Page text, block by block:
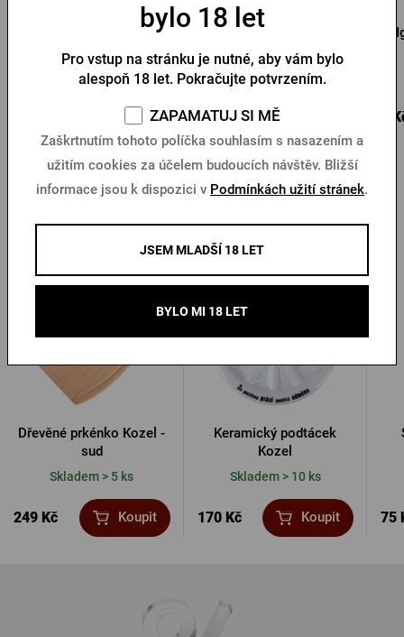
Otvírák s přívěskem
Pilsner Urquell pečeť
Skladem > 10 ks
Koupit
Přívěsek na klíček s
otvírákem Pilsner Urquell
Skladem > 10 ks
25 Kč 5
Další produkty od Kozla
Dřevěné prkénko Kozel -
sud
Skladem > 5 ks
249 Kč Koupit
Keramický podtácek
Kozel
Skladem > 10 ks
170 Kč Koupit 75
bylo 18 let
Pro vstup na stránku je nutné, aby vám bylo
alespoň 18 let. Pokračujte potvrzením.
ZAPAMATUJ SI MĚ
Zaškrtnutím tohoto políčka souhlasím s nasazením a
užitím cookies za účelem budoucích návštěv. Bližší
informace jsou k dispozici v Podmínkách užití stránek.
JSEM MLADŠÍ 18 LET
BYLO MI 18 LET